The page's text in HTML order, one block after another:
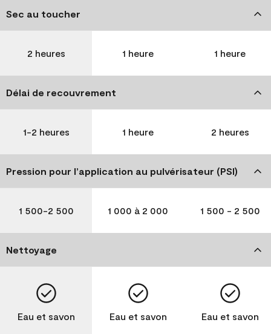
Sec au toucher
2 heures 1 heure 1 heure
Délai de recouvrement
1-2 heures 1 heure 2 heures
Pression pour l’application au pulvérisateur (PSI)
1 500-2 500 1 000 à 2 000 1 500 - 2 500
Nettoyage
Eau et savon Eau et savon Eau et savon